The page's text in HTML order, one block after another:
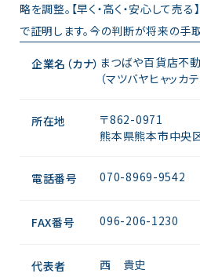
略を調整。【早く・高く・安心して売
で証明します。今の判断が将来の手
企業名（カナ） まつばや百貨店不
（マツバヤヒャッカ
所在地
〒862-0971
熊本県熊本市中央
電話番号 070-8969-9542
FAX番号 096-206-1230
代表者 西 貴史